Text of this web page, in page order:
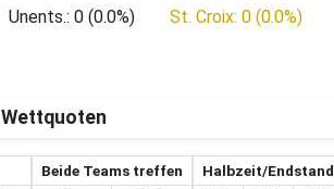
Unents.: 0 (0.0%) St. Croix: 0 (0.0%)
Wettquoten
Beide Teams treffen Halbzeit/Endstand